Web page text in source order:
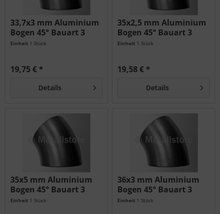
33,7x3 mm Aluminium
Bogen 45° Bauart 3
AlMg3
Einheit 1 Stück
19,75 € *
Details
35x2,5 mm Aluminium
Bogen 45° Bauart 3
AlMg3
Einheit 1 Stück
19,58 € *
Details
35x5 mm Aluminium
Bogen 45° Bauart 3
AlMg3
Einheit 1 Stück
36x3 mm Aluminium
Bogen 45° Bauart 3
AlMg3
Einheit 1 Stück